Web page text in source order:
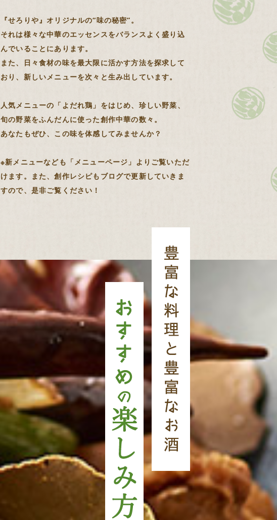
『せろりや』オリジナルの“味の秘密”。
それは様々な中華のエッセンスをバランスよく盛り込
んでいることにあります。
また、日々食材の味を最大限に活かす方法を探求して
おり、新しいメニューを次々と生み出しています。
人気メニューの「よだれ鶏」をはじめ、珍しい野菜、
旬の野菜をふんだんに使った創作中華の数々。
あなたもぜひ、この味を体感してみませんか？
※新メニューなども「メニューページ」よりご覧いただ
けます。また、創作レシピもブログで更新していきま
すので、是非ご覧ください！